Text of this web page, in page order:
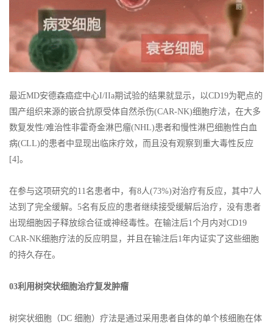
最近MD安德森癌症中心I/IIa期试验的结果就显示，以CD19为靶点的
围产组织来源的嵌合抗原受体自然杀伤(CAR-NK)细胞疗法，在大多
数复发性/难治性非霍奇金淋巴瘤(NHL)患者和慢性淋巴细胞性白血
病(CLL)的患者中显现出临床疗效，而且没有观察到重大毒性反应
[4]。
在参与这项研究的11名患者中，有8人(73%)对治疗有反应，其中7人
达到了完全缓解。5名有反应的患者继续接受缓解后治疗，没有患者
出现细胞因子释放综合征或神经毒性。在输注后1个月内对CD19
CAR-NK细胞疗法的反应明显，并且在输注后1年内证实了这些细胞
的持久存在。
03利用树突状细胞治疗复发肿瘤
树突状细胞（DC 细胞）疗法是通过采用患者自体的单个核细胞在体